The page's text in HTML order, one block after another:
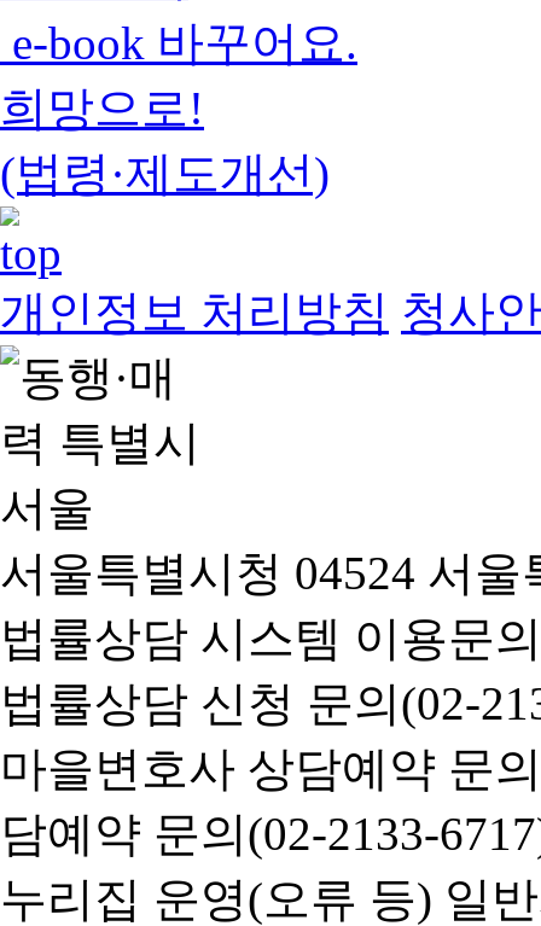
e-book 바꾸어요.
희망으로!
(법령·제도개선)
개인정보 처리방침 청사
서울특별시청 04524 서
법률상담 시스템 이용문
법률상담 신청 문의(02-
마을변호사 상담예약 문
담예약 문의(02-2133-
누리집 운영(오류 등) 일